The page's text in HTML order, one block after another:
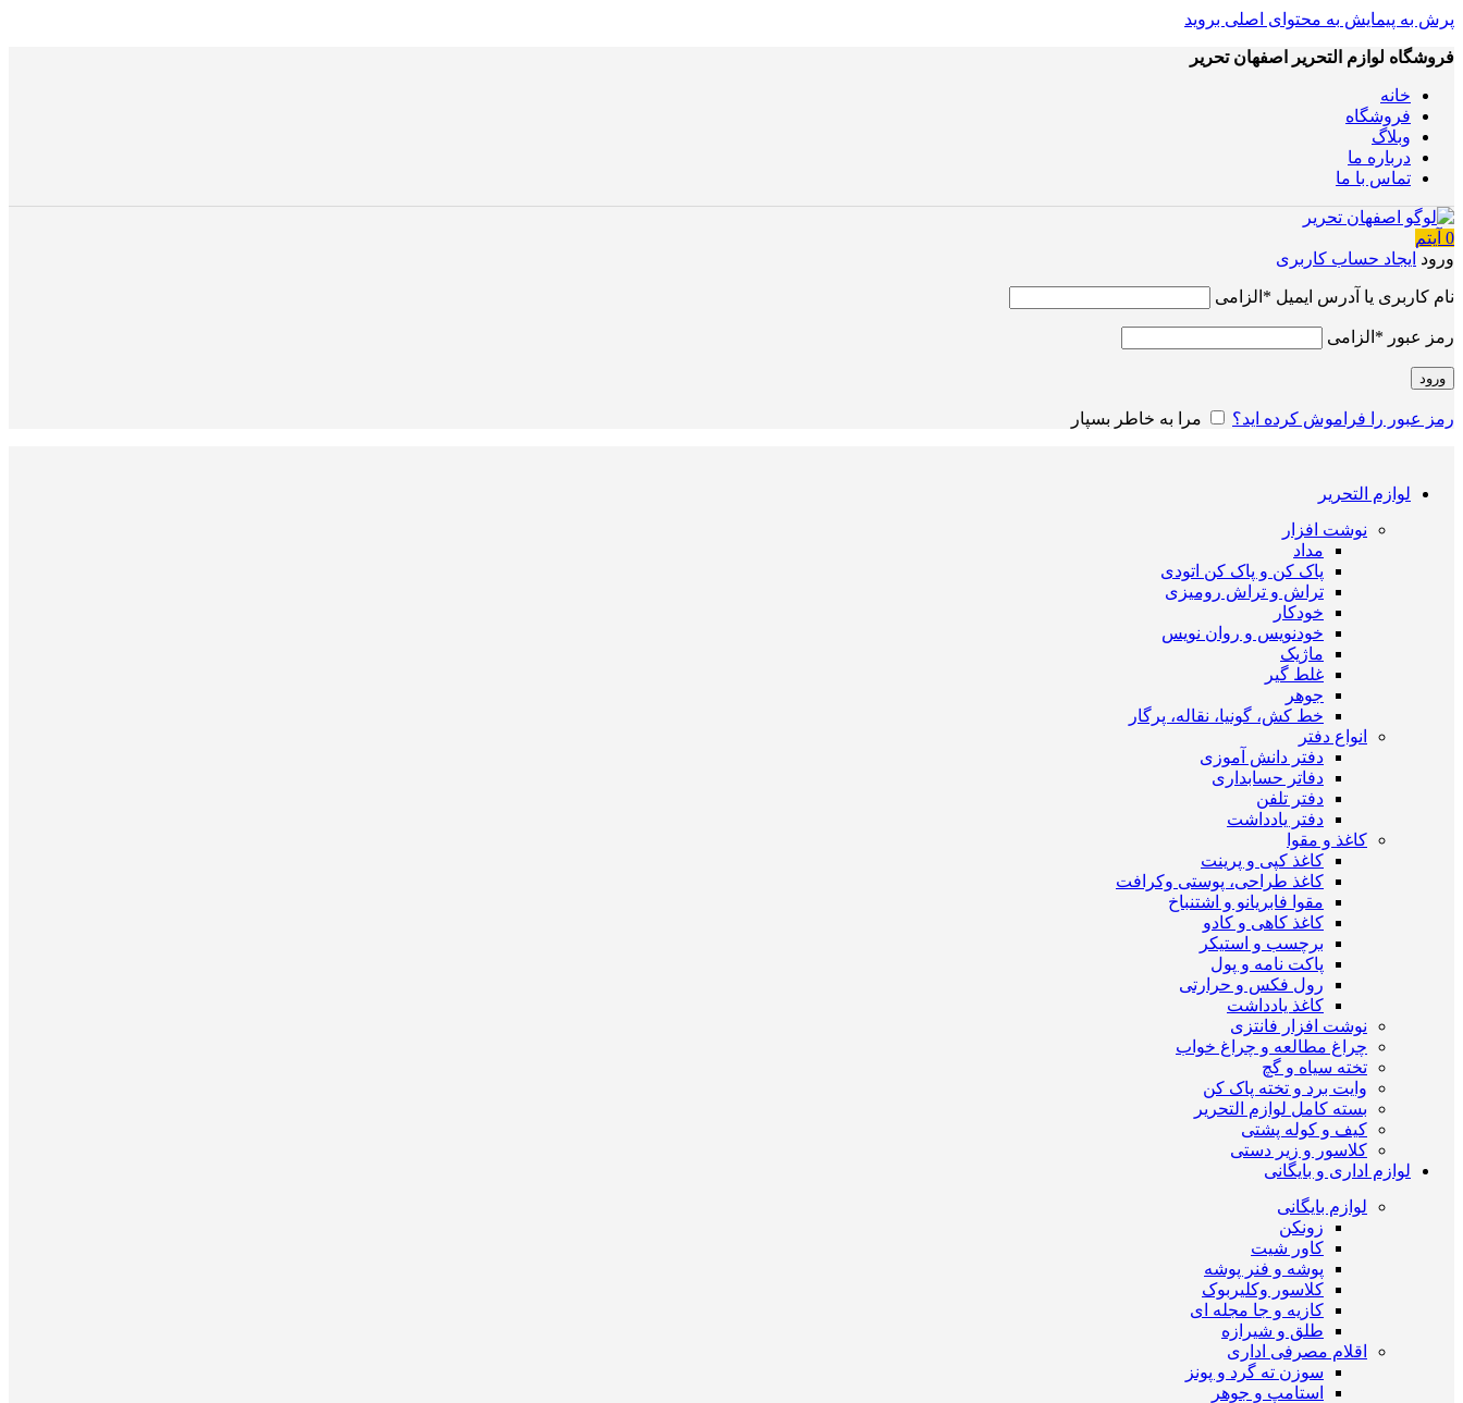
پرش به پیمایش به محتوای اصلی بروید
فروشگاه لوازم التحریر اصفهان تحریر
خانه
فروشگاه
وبلاگ
درباره ما
تماس با ما
0 آیتم
ورود ایجاد حساب کاربری
نام کاربری یا آدرس ایمیل * الزامی
رمز عبور * الزامی
ورود
رمز عبور را فراموش کرده اید؟ مرا به خاطر بسپار
لوازم التحریر
نوشت افزار
مداد
پاک کن و پاک کن اتودی
تراش و تراش رومیزی
خودکار
خودنویس و روان نویس
ماژیک
غلط گیر
جوهر
خط کش، گونیا، نقاله، پرگار
انواع دفتر
دفتر دانش آموزی
دفاتر حسابداری
دفتر تلفن
دفتر یادداشت
کاغذ و مقوا
کاغذ کپی و پرینت
کاغذ طراحی، پوستی وکرافت
مقوا فابریانو و اشتنباخ
کاغذ کاهی و کادو
برچسب و استیکر
پاکت نامه و پول
رول فکس و حرارتی
کاغذ یادداشت
نوشت افزار فانتزی
چراغ مطالعه و چراغ خواب
تخته سیاه و گچ
وایت برد و تخته پاک کن
بسته کامل لوازم التحریر
کیف و کوله پشتی
کلاسور و زیر دستی
لوازم اداری و بایگانی
لوازم بایگانی
زونکن
کاور شیت
پوشه و فنر پوشه
کلاسور وکلیربوک
کازیه و جا مجله ای
طلق و شیرازه
اقلام مصرفی اداری
سوزن ته گرد و پونز
استامپ و جوهر